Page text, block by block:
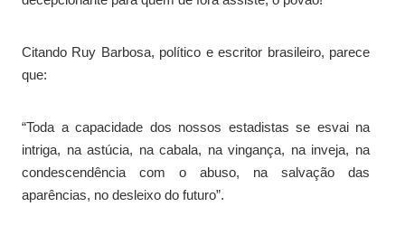
Citando Ruy Barbosa, político e escritor brasileiro, parece
que:
“Toda a capacidade dos nossos estadistas se esvai na
intriga, na astúcia, na cabala, na vingança, na inveja, na
condescendência com o abuso, na salvação das
aparências, no desleixo do futuro”.